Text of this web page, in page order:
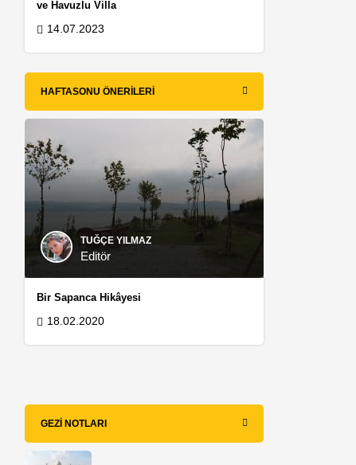
ve Havuzlu Villa
14.07.2023
HAFTASONU ÖNERILERI
TUĞÇE YILMAZ
Editör
Bir Sapanca Hikâyesi
18.02.2020
GEZI NOTLARI